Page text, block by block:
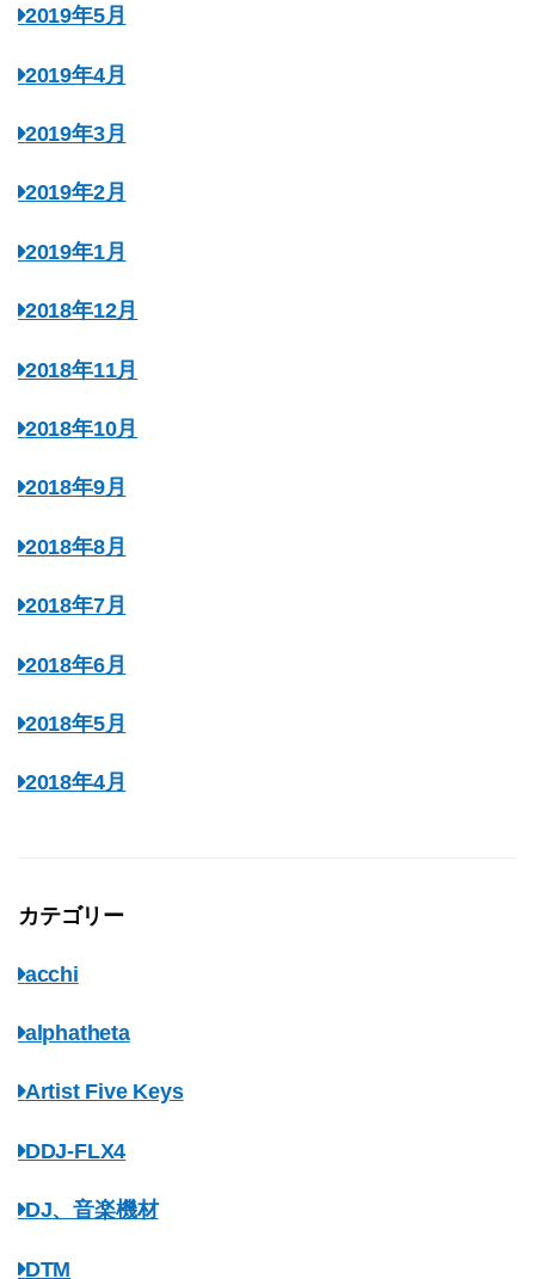
2019年5月
2019年4月
2019年3月
2019年2月
2019年1月
2018年12月
2018年11月
2018年10月
2018年9月
2018年8月
2018年7月
2018年6月
2018年5月
2018年4月
カテゴリー
acchi
alphatheta
Artist Five Keys
DDJ-FLX4
DJ、音楽機材
DTM